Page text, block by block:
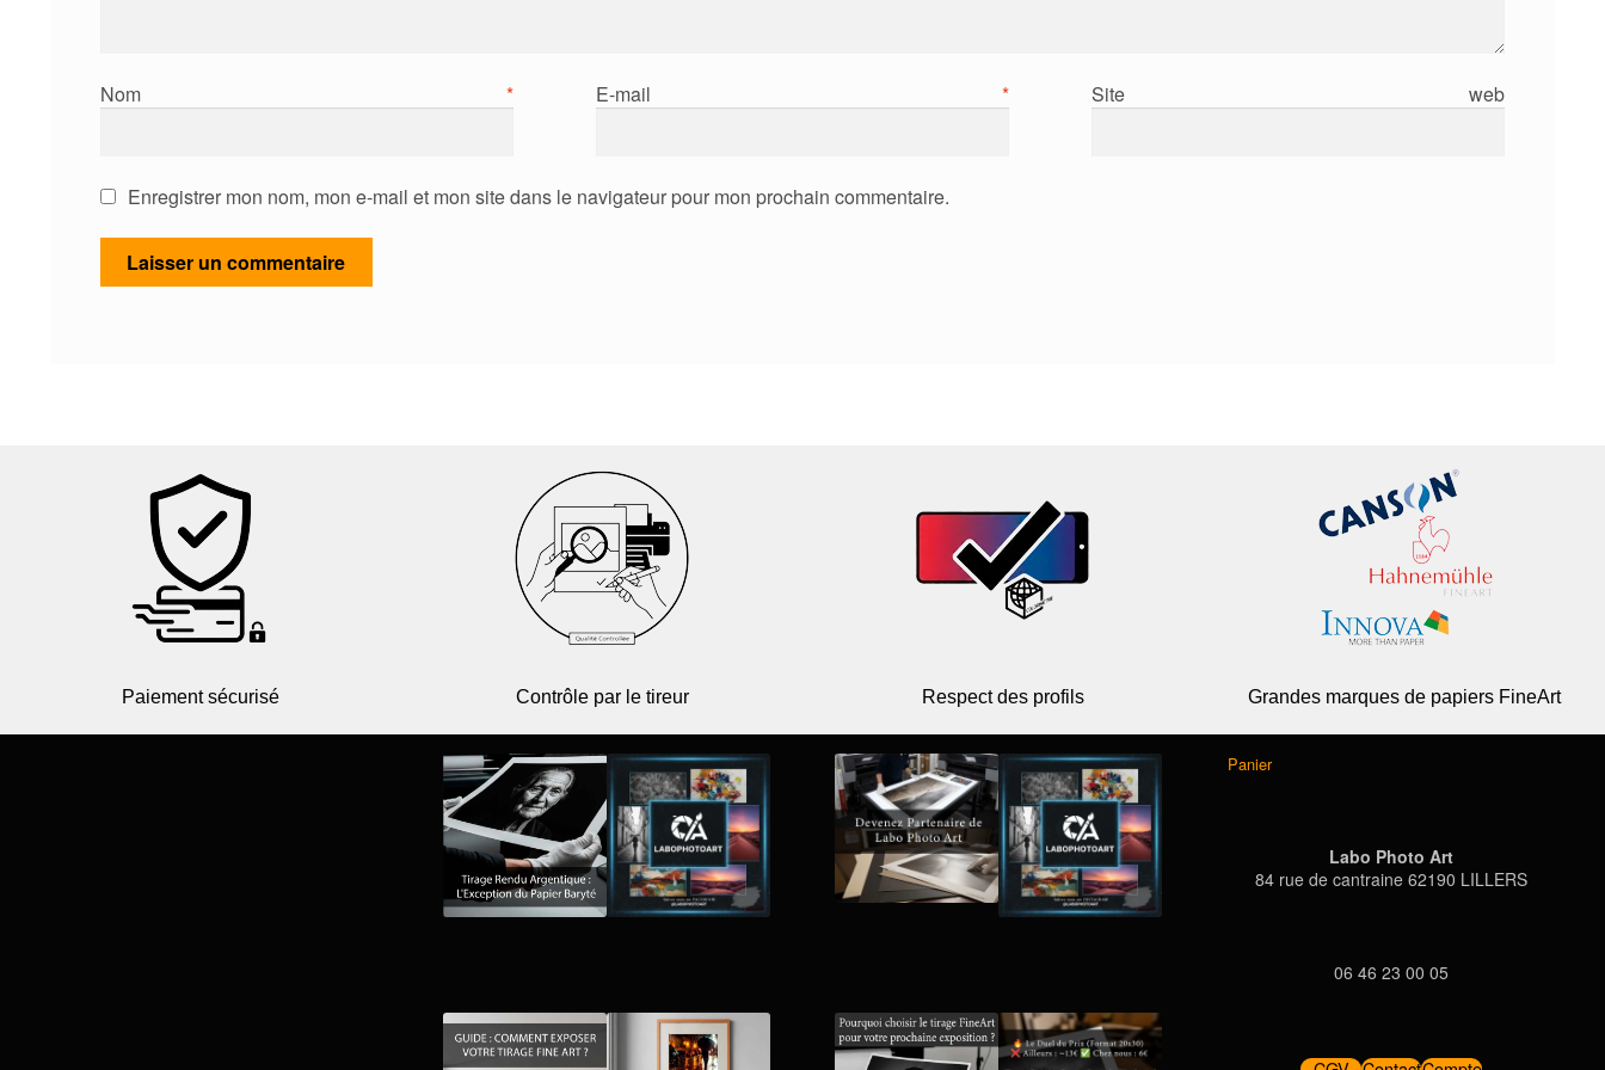
Nom * E-mail * Site web
Enregistrer mon nom, mon e-mail et mon site dans le navigateur pour mon prochain commentaire.
Paiement sécurisé Contrôle par le tireur Respect des profils Grandes marques de papiers FineArt
Panier
Labo Photo Art
84 rue de cantraine 62190 LILLERS
06 46 23 00 05